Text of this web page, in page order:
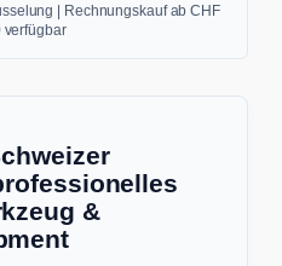
| Rechnungskauf ab CHF
verfügbar
&